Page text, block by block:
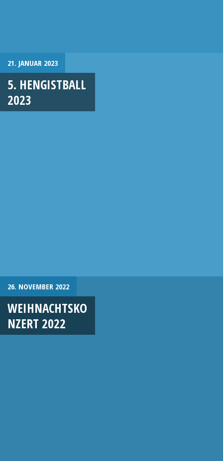
21. JANUAR 2023
5. HENGISTBALL
2023
26. NOVEMBER 2022
WEIHNACHTSKO
NZERT 2022